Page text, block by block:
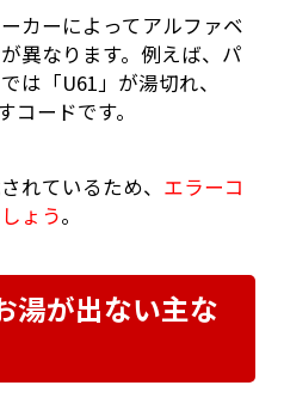
カーによってアルファベ
異なります。例えば、パ
は「U61」が湯切れ、
コードです。
れているため、 エラーコ
ょう。
湯が出ない主な